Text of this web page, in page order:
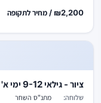
₪2,200 / מחיר לתקופה
ציור - גילאי 9-12 ימי א'
שלוחה:
מתנ"ס השחר